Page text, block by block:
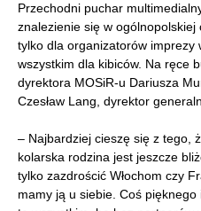
Przechodni puchar
znalezienie się w ogólnopolskiej
tylko dla organizatorów imprezy
wszystkim dla kibiców. Na ręce
dyrektora MOSiR-u Dariusza
Czesław Lang, dyrektor
– Najbardziej cieszę się z tego,
kolarska rodzina jest jeszcze
tylko zazdrościć Włochom czy
mamy ją u siebie. Coś pięknego